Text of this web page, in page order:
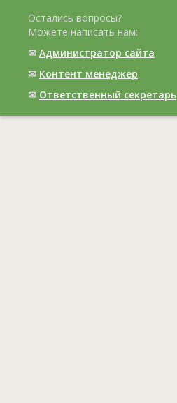
Остались вопросы?
Можете написать нам:
✉ Администратор сайта
✉ Контент менеджер
✉ Ответственный cекретарь